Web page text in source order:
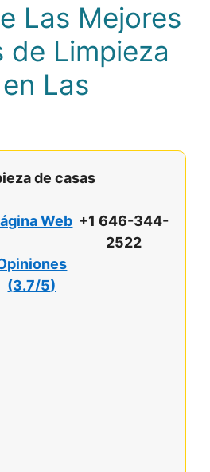
Las Mejores
de Limpieza
Las
de casas
Web
(3.7/5)
+1 646-344-
2522